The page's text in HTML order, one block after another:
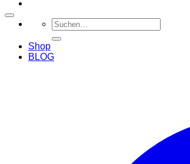
Suchen
nach:
Shop
BLOG